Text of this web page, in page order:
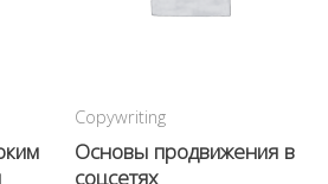
Copywriting
Основы продвижения в
соцсетях